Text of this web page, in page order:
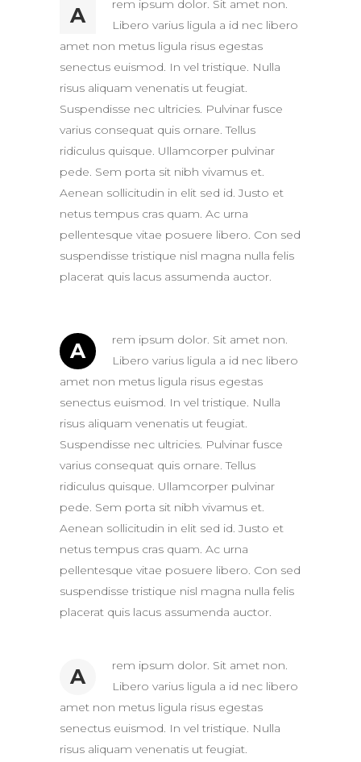
A
rem ipsum dolor. Sit amet non.
Libero varius ligula a id nec libero
amet non metus ligula risus egestas
senectus euismod. In vel tristique. Nulla
risus aliquam venenatis ut feugiat.
Suspendisse nec ultricies. Pulvinar fusce
varius consequat quis ornare. Tellus
ridiculus quisque. Ullamcorper pulvinar
pede. Sem porta sit nibh vivamus et.
Aenean sollicitudin in elit sed id. Justo et
netus tempus cras quam. Ac urna
pellentesque vitae posuere libero. Con sed
suspendisse tristique nisl magna nulla felis
placerat quis lacus assumenda auctor.
A
rem ipsum dolor. Sit amet non.
Libero varius ligula a id nec libero
amet non metus ligula risus egestas
senectus euismod. In vel tristique. Nulla
risus aliquam venenatis ut feugiat.
Suspendisse nec ultricies. Pulvinar fusce
varius consequat quis ornare. Tellus
ridiculus quisque. Ullamcorper pulvinar
pede. Sem porta sit nibh vivamus et.
Aenean sollicitudin in elit sed id. Justo et
netus tempus cras quam. Ac urna
pellentesque vitae posuere libero. Con sed
suspendisse tristique nisl magna nulla felis
placerat quis lacus assumenda auctor.
A
rem ipsum dolor. Sit amet non.
Libero varius ligula a id nec libero
amet non metus ligula risus egestas
senectus euismod. In vel tristique. Nulla
risus aliquam venenatis ut feugiat.